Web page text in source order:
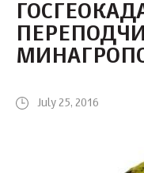
July 25, 2016